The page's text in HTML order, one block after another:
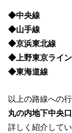
◆中央線
◆山手線
◆京浜東北線
◆上野東京ライン
◆東海道線
以上の路線への
丸の内地下中央口
詳しく紹介して